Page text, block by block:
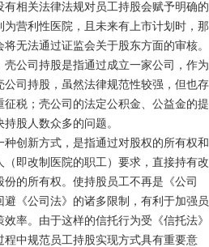
相关法律法规对员工持股会赋予明确的
营利性医院，且未来有上市计划时，那
无法通过证监会关于股东方面的审核。
公司持股是指通过成立一家公司，作为
司持股，虽然法律规范性较强，但也存
税；壳公司的法定公积金、公益金的提
股人数众多的问题。
创新方式，是指通过对股权的所有权和
即改制医院的职工）要求，直接持有改
的所有权。使持股员工不再是《公司
《公司法》的诸多限制，有利于加强员
率。由于这样的信托行为受《信托法》
中规范员工持股实现方式具有重要意